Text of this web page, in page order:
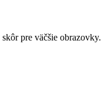
pre väčšie obrazovky.